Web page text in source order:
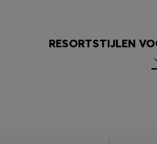
RESORTSTIJLEN